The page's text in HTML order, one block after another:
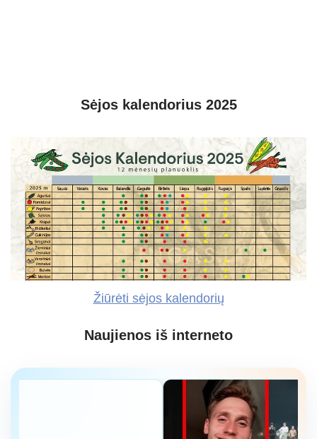
Sėjos kalendorius 2025
Žiūrėti sėjos kalendorių
Naujienos iš interneto